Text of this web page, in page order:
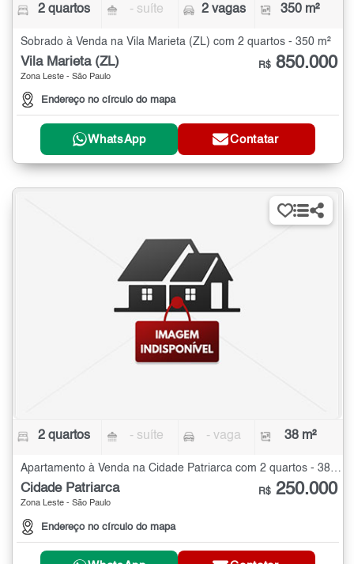
2 quartos - suíte 2 vagas 350 m²
Sobrado à Venda na Vila Marieta (ZL) com 2 quartos - 350 m²
Vila Marieta (ZL)
Zona Leste - São Paulo
Endereço no círculo do mapa
R$ 850.000
WhatsApp Contatar
2 quartos - suíte - vaga 38 m²
Apartamento à Venda na Cidade Patriarca com 2 quartos - 38 m²
Cidade Patriarca
Zona Leste - São Paulo
Endereço no círculo do mapa
R$ 250.000